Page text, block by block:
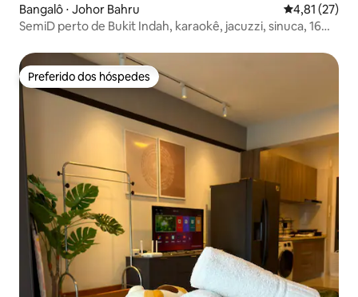
Bangalô ⋅ Johor Bahru 4,81 de uma
4,81 (27)
SemiD perto de Bukit Indah, karaokê, jacuzzi, sinuca, 16
Preferido dos hóspedes
Preferido dos hóspedes